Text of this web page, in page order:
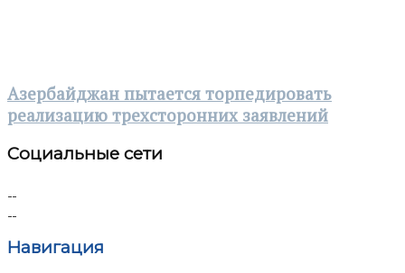
Азербайджан пытается торпедировать
реализацию трехсторонних заявлений
Социальные сети
Навигация